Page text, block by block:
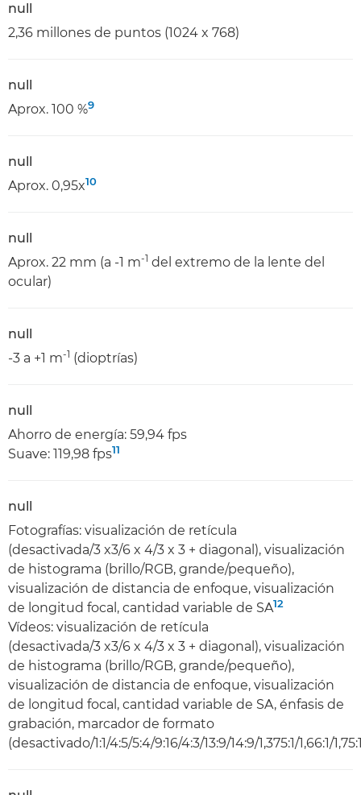
null
2,36 millones de puntos (1024 x 768)
null
Aprox. 100 %9
null
Aprox. 0,95x10
null
Aprox. 22 mm (a -1 m-1 del extremo de la lente del
ocular)
null
-3 a +1 m-1 (dioptrías)
null
Ahorro de energía: 59,94 fps
Suave: 119,98 fps11
null
Fotografías: visualización de retícula
(desactivada/3 x3/6 x 4/3 x 3 + diagonal), visualización
de histograma (brillo/RGB, grande/pequeño),
visualización de distancia de enfoque, visualización
de longitud focal, cantidad variable de SA12
Vídeos: visualización de retícula
(desactivada/3 x3/6 x 4/3 x 3 + diagonal), visualización
de histograma (brillo/RGB, grande/pequeño),
visualización de distancia de enfoque, visualización
de longitud focal, cantidad variable de SA, énfasis de
grabación, marcador de formato
(desactivado/1:1/4:5/5:4/9:16/4:3/13:9/14:9/1,375:1/1,66:1/